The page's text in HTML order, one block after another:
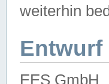
weiterhin
EES GmbH